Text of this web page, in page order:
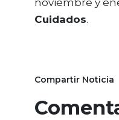
Cuidados.
Compartir Noticia